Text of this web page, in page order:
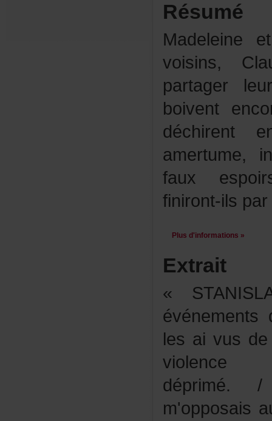
Résumé
finiront-
Plusd'informations»
Extrait